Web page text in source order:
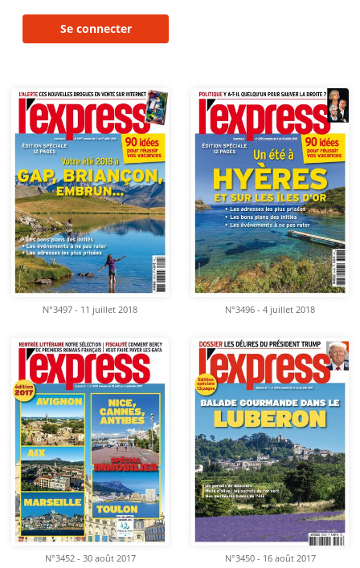
Se connecter
N°3497 - 11 juillet 2018 N°3496 - 4 juillet 2018
N°3452 - 30 août 2017 N°3450 - 16 août 2017